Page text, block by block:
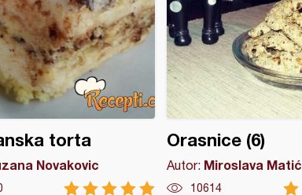
torta
Novakovic
Orasnice (6)
Autor: Miroslava Matić
10614